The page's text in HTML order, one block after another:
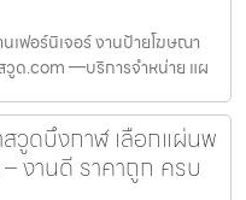
เฟอร์นิเจอร์ งานป้ายโฆษณา
ด.com —บริการจำหน่าย แผ
วูดบึงกาฬ เลือกแผ่นพ
งานดี ราคาถูก ครบ